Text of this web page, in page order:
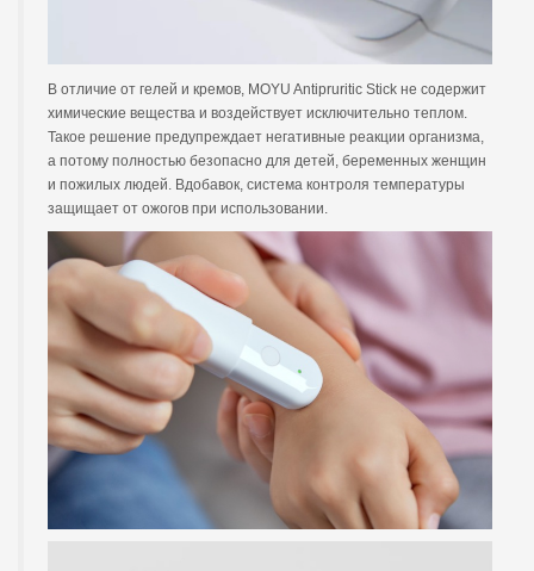
В отличие от гелей и кремов, MOYU Antipruritic Stick не содержит
химические вещества и воздействует исключительно теплом.
Такое решение предупреждает негативные реакции организма,
а потому полностью безопасно для детей, беременных женщин
и пожилых людей. Вдобавок, система контроля температуры
защищает от ожогов при использовании.